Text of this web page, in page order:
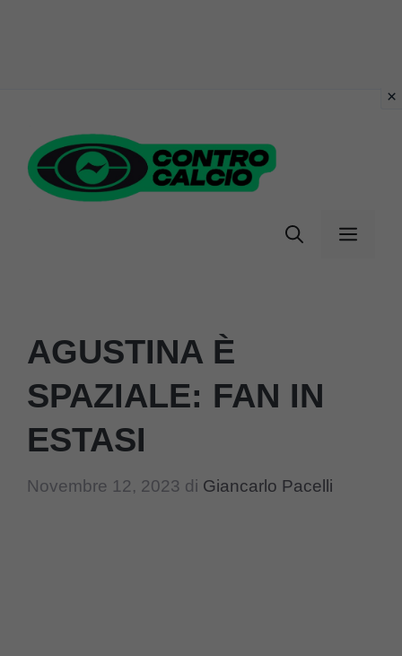
contenuto
Menu
AGUSTINA È
SPAZIALE: FAN IN
ESTASI
Novembre 12, 2023 di Giancarlo Pacelli